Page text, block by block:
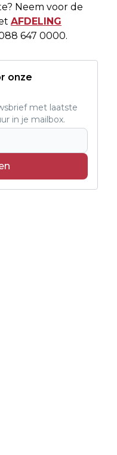
Neem voor de
AFDELING
647 0000.
onze
met laatste
in je mailbox.